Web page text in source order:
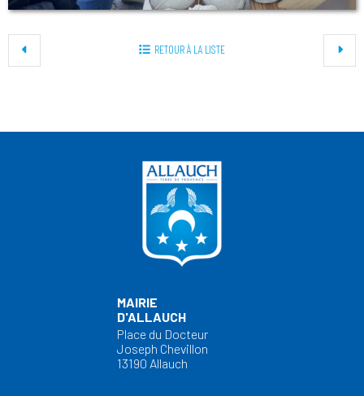
RETOUR À LA LISTE
MAIRIE
D'ALLAUCH
Place du Docteur
Joseph Chevillon
13190 Allauch